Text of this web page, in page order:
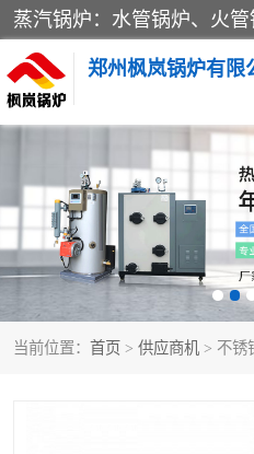
郑州枫岚锅炉有限
当前位置： 首页 > 供应商机 > 不锈